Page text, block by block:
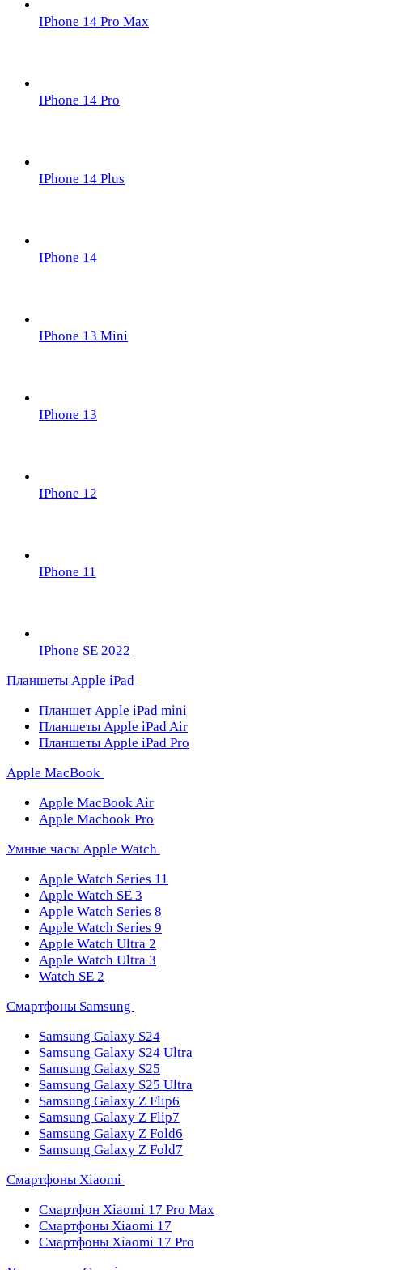
IPhone 14 Pro Max
IPhone 14 Pro
IPhone 14 Plus
IPhone 14
IPhone 13 Mini
IPhone 13
IPhone 12
IPhone 11
IPhone SE 2022
Планшеты Apple iPad
Планшет Apple iPad mini
Планшеты Apple iPad Air
Планшеты Apple iPad Pro
Apple MacBook
Apple MacBook Air
Apple Macbook Pro
Умные часы Apple Watch
Apple Watch Series 11
Apple Watch SE 3
Apple Watch Series 8
Apple Watch Series 9
Apple Watch Ultra 2
Apple Watch Ultra 3
Watch SE 2
Смартфоны Samsung
Samsung Galaxy S24
Samsung Galaxy S24 Ultra
Samsung Galaxy S25
Samsung Galaxy S25 Ultra
Samsung Galaxy Z Flip6
Samsung Galaxy Z Flip7
Samsung Galaxy Z Fold6
Samsung Galaxy Z Fold7
Смартфоны Xiaomi
Смартфон Xiaomi 17 Pro Max
Смартфоны Xiaomi 17
Смартфоны Xiaomi 17 Pro